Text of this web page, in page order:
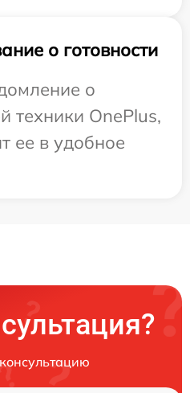
о готовности
о
техники OnePlus,
ее в удобное